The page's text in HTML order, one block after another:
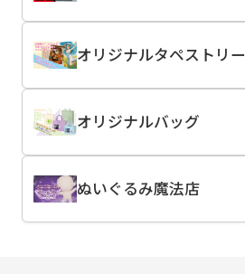
オリジナルタペストリー
オリジナルバッグ
ぬいぐるみ魔法店